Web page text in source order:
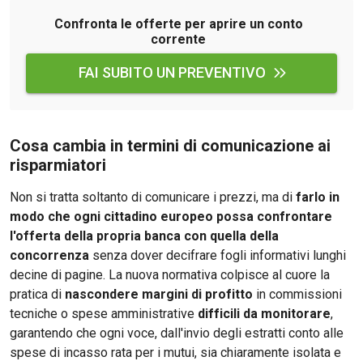
Confronta le offerte per aprire un conto
corrente
FAI SUBITO UN PREVENTIVO
Cosa cambia in termini di comunicazione ai
risparmiatori
Non si tratta soltanto di comunicare i prezzi, ma di farlo in
modo che ogni cittadino europeo possa confrontare
l'offerta della propria banca con quella della
concorrenza senza dover decifrare fogli informativi lunghi
decine di pagine. La nuova normativa colpisce al cuore la
pratica di nascondere margini di profitto in commissioni
tecniche o spese amministrative difficili da monitorare,
garantendo che ogni voce, dall'invio degli estratti conto alle
spese di incasso rata per i mutui, sia chiaramente isolata e